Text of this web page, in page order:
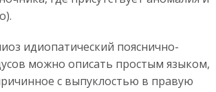
идиопатический пояснично-
можно описать простым языком,
с выпуклостью в правую